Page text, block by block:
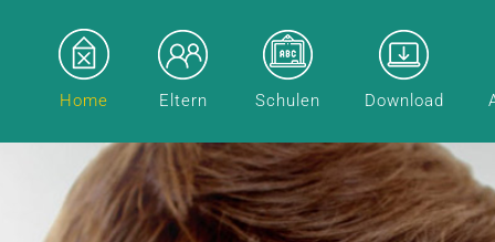
Home Eltern Schulen Download